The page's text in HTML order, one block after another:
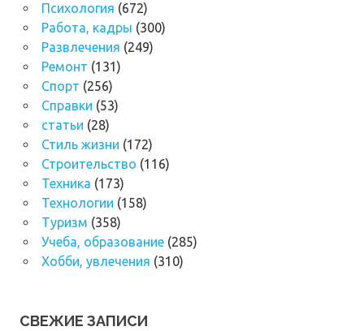
Психология (672)
Работа, кадры (300)
Развлечения (249)
Ремонт (131)
Спорт (256)
Справки (53)
статьи (28)
Стиль жизни (172)
Строительство (116)
Техника (173)
Технологии (158)
Туризм (358)
Учеба, образование(285)
Хобби, увлечения (310)
СВЕЖИЕ ЗАПИСИ